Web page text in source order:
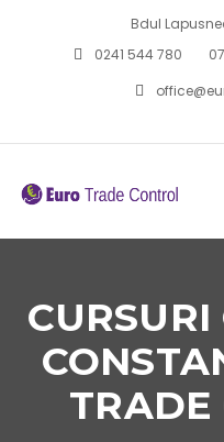
Bdul
0241 544 780
TRADE